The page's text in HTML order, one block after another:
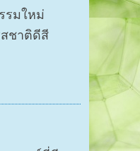
รมใหม่
ชาติดีสี